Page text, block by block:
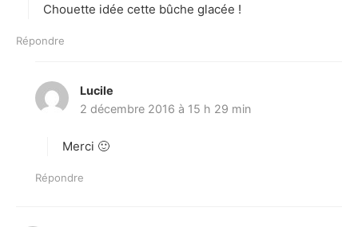
Chouette idée cette bûche glacée !
Répondre
Lucile
i
2 décembre 2016 à 15 h 29 min
Merci 🙂
Répondre